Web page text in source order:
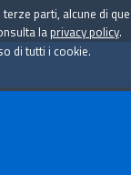
parti, alcune di
la privacy policy.
di tutti i cookie.